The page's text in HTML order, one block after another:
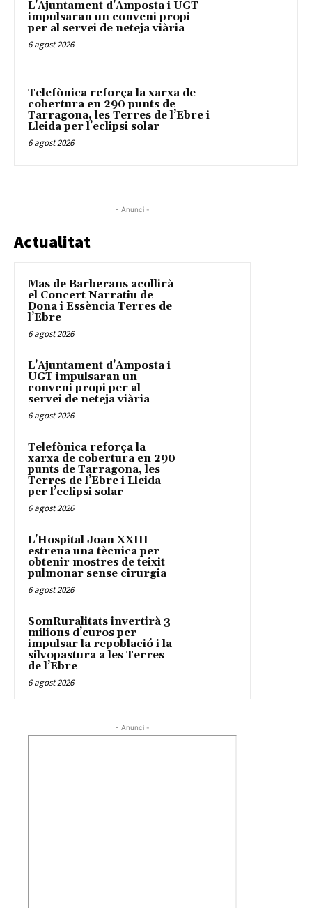
L’Ajuntament d’Amposta i UGT
impulsaran un conveni propi
per al servei de neteja viària
6 agost 2026
Telefònica reforça la xarxa de
cobertura en 290 punts de
Tarragona, les Terres de l’Ebre i
Lleida per l’eclipsi solar
6 agost 2026
- Anunci -
Actualitat
Mas de Barberans acollirà
el Concert Narratiu de
Dona i Essència Terres de
l’Ebre
6 agost 2026
L’Ajuntament d’Amposta i
UGT impulsaran un
conveni propi per al
servei de neteja viària
6 agost 2026
Telefònica reforça la
xarxa de cobertura en 290
punts de Tarragona, les
Terres de l’Ebre i Lleida
per l’eclipsi solar
6 agost 2026
L’Hospital Joan XXIII
estrena una tècnica per
obtenir mostres de teixit
pulmonar sense cirurgia
6 agost 2026
SomRuralitats invertirà 3
milions d’euros per
impulsar la repoblació i la
silvopastura a les Terres
de l’Ebre
6 agost 2026
- Anunci -